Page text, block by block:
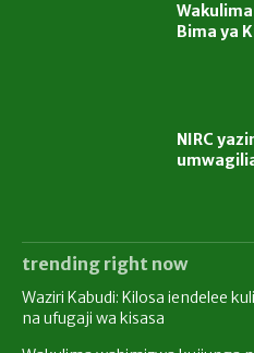
Bima ya
NIRC
trending right now
Waziri Kabudi: Kilosa iendelee
na ufugaji wa kisasa